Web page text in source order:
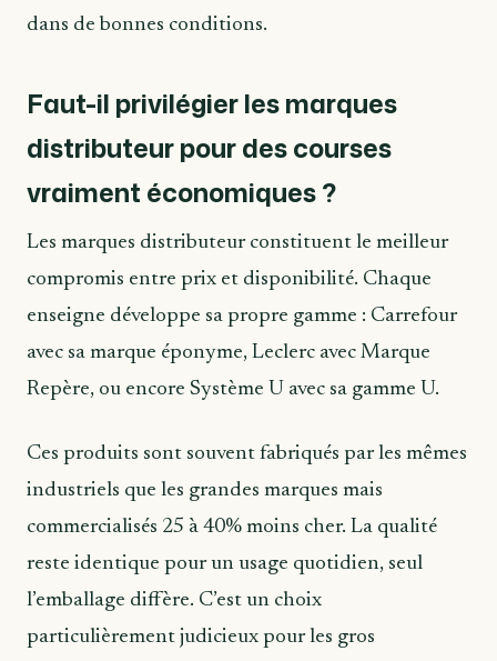
dans de bonnes conditions.
Faut-il privilégier les marques
distributeur pour des courses
vraiment économiques ?
Les marques distributeur constituent le meilleur
compromis entre prix et disponibilité. Chaque
enseigne développe sa propre gamme : Carrefour
avec sa marque éponyme, Leclerc avec Marque
Repère, ou encore Système U avec sa gamme U.
Ces produits sont souvent fabriqués par les mêmes
industriels que les grandes marques mais
commercialisés 25 à 40% moins cher. La qualité
reste identique pour un usage quotidien, seul
l’emballage diffère. C’est un choix
particulièrement judicieux pour les gros